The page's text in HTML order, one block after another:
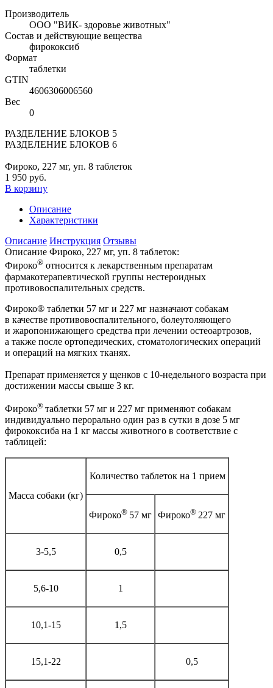
Производитель
ООО "ВИК- здоровье животных"
Состав и действующие вещества
фирококсиб
Формат
таблетки
GTIN
4606306006560
Вес
0
РАЗДЕЛЕНИЕ БЛОКОВ 5
РАЗДЕЛЕНИЕ БЛОКОВ 6
Фироко, 227 мг, уп. 8 таблеток
1 950 руб.
В корзину
Описание
Характеристики
Описание Инструкция Отзывы
Описание Фироко, 227 мг, уп. 8 таблеток:
Фироко® относится к лекарственным препаратам
фармакотерапевтической группы нестероидных
противовоспалительных средств.
Фироко® таблетки 57 мг и 227 мг назначают собакам
в качестве противовоспалительного, болеутоляющего
и жаропонижающего средства при лечении остеоартрозов,
а также после ортопедических, стоматологических операций
и операций на мягких тканях.
Препарат применяется у щенков с 10-недельного возраста при
достижении массы свыше 3 кг.
Фироко® таблетки 57 мг и 227 мг применяют собакам
индивидуально перорально один раз в сутки в дозе 5 мг
фирококсиба на 1 кг массы животного в соответствие с
таблицей:
Масса собаки (кг)
Количество таблеток на 1 прием
Фироко® 57 мг Фироко® 227 мг
3-5,5 0,5
5,6-10 1
10,1-15 1,5
15,1-22 0,5